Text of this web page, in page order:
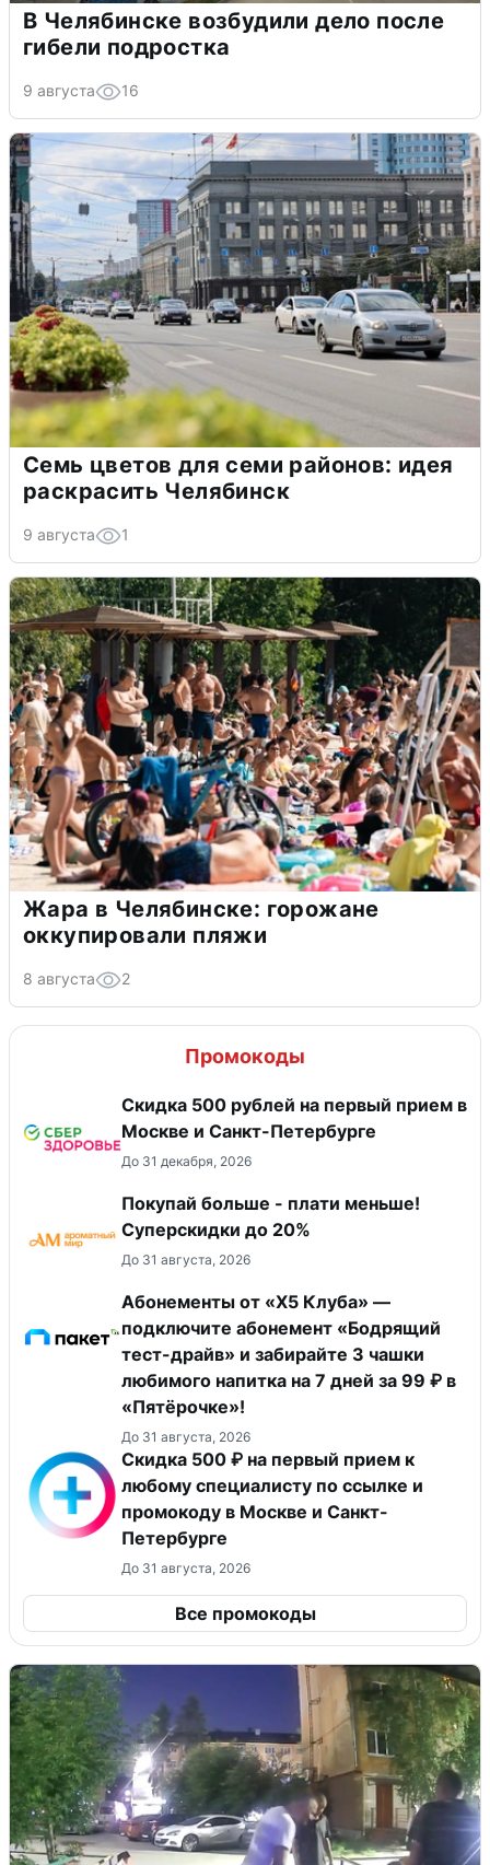
В Челябинске возбудили дело после
гибели подростка
9 августа 16
Семь цветов для семи районов: идея
раскрасить Челябинск
9 августа 1
Жара в Челябинске: горожане
оккупировали пляжи
8 августа 2
Промокоды
Скидка 500 рублей на первый прием в
Москве и Санкт-Петербурге
До 31 декабря, 2026
Покупай больше - плати меньше!
Суперскидки до 20%
До 31 августа, 2026
Абонементы от «Х5 Клуба» —
подключите абонемент «Бодрящий
тест-драйв» и забирайте 3 чашки
любимого напитка на 7 дней за 99 ₽ в
«Пятёрочке»!
До 31 августа, 2026
Скидка 500 ₽ на первый прием к
любому специалисту по ссылке и
промокоду в Москве и Санкт-
Петербурге
До 31 августа, 2026
Все промокоды